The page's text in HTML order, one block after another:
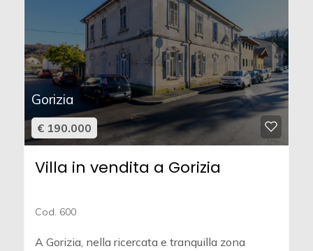
Gorizia
€ 190.000
Villa in vendita a Gorizia
Cod. 600
A Gorizia, nella ricercata e tranquilla zona